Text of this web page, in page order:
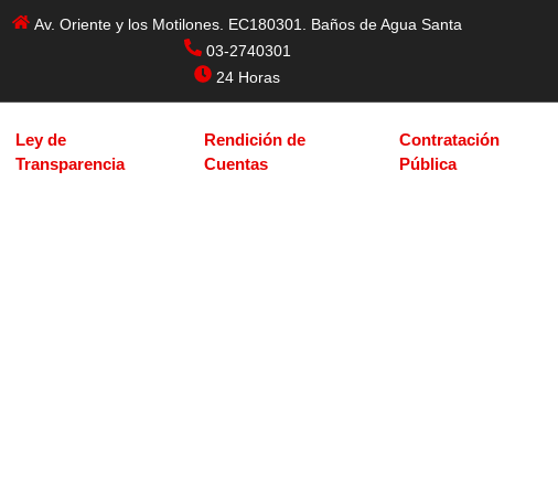
Av. Oriente y los Motilones. EC180301. Baños de Agua Santa
03-2740301
24 Horas
Ley de
Transparencia
Rendición de
Cuentas
Contratación
Pública